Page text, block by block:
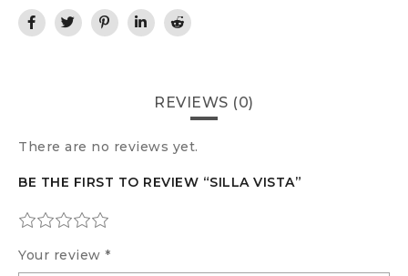
REVIEWS (0)
There are no reviews yet.
BE THE FIRST TO REVIEW “SILLA VISTA”
Your review *